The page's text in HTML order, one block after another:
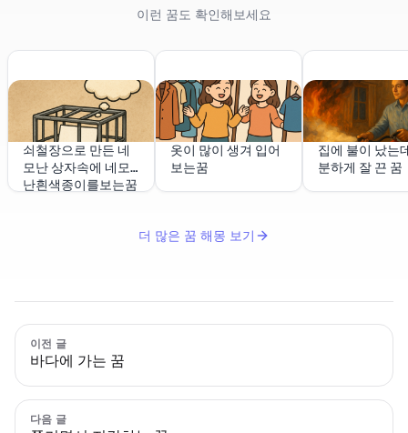
이런 꿈도 확인해보세요
쇠철장으로 만든 네
모난 상자속에 네모
난흰색종이를보는꿈
옷이 많이 생겨 입어
보는꿈
집에 불이 났는
분하게 잘 끈 꿈
더 많은 꿈 해몽 보기
이전 글
바다에 가는 꿈
다음 글